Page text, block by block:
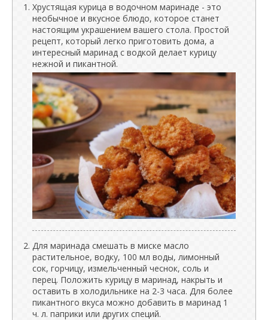
Хрустящая курица в водочном маринаде - это
необычное и вкусное блюдо, которое станет
настоящим украшением вашего стола. Простой
рецепт, который легко приготовить дома, а
интересный маринад с водкой делает курицу
нежной и пикантной.
Для маринада смешать в миске масло
растительное, водку, 100 мл воды, лимонный
сок, горчицу, измельченный чеснок, соль и
перец. Положить курицу в маринад, накрыть и
оставить в холодильнике на 2-3 часа. Для более
пикантного вкуса можно добавить в маринад 1
ч. л. паприки или других специй.